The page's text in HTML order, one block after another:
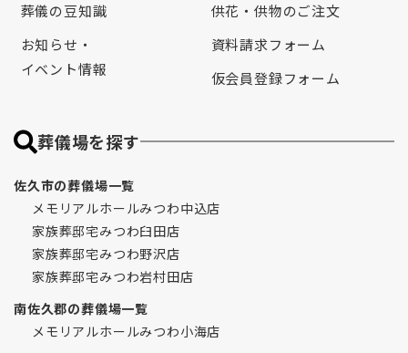
葬儀の豆知識
お知らせ・
イベント情報
供花・供物のご注文
資料請求フォーム
仮会員登録フォーム
葬儀場を探す
佐久市の葬儀場一覧
メモリアルホールみつわ中込店
家族葬邸宅みつわ臼田店
家族葬邸宅みつわ野沢店
家族葬邸宅みつわ岩村田店
南佐久郡の葬儀場一覧
メモリアルホールみつわ小海店